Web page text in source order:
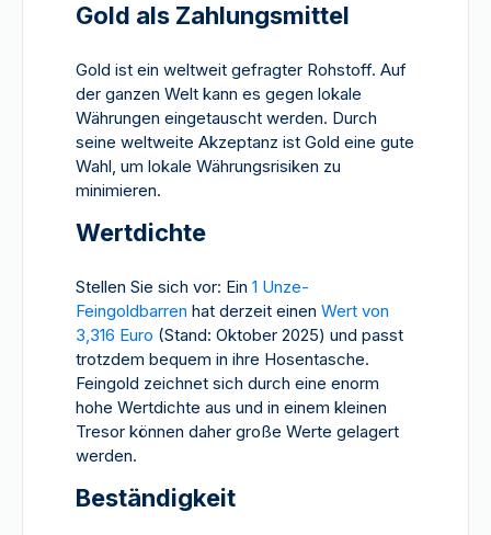
Gold als Zahlungsmittel
Gold ist ein weltweit gefragter Rohstoff. Auf
der ganzen Welt kann es gegen lokale
Währungen eingetauscht werden. Durch
seine weltweite Akzeptanz ist Gold eine gute
Wahl, um lokale Währungsrisiken zu
minimieren.
Wertdichte
Stellen Sie sich vor: Ein 1 Unze-
Feingoldbarren hat derzeit einen Wert von
3,316 Euro (Stand: Oktober 2025) und passt
trotzdem bequem in ihre Hosentasche.
Feingold zeichnet sich durch eine enorm
hohe Wertdichte aus und in einem kleinen
Tresor können daher große Werte gelagert
werden.
Beständigkeit